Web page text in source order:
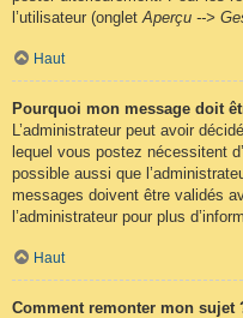
l’utilisateur (ongletAperçu -->
Haut
Pourquoi mon message doit
L’administrateur peut avoir
lequel vous postez nécessitent
possible aussi que
messages doivent être validés
l’administrateur pour plus
Haut
Comment remonter mon sujet